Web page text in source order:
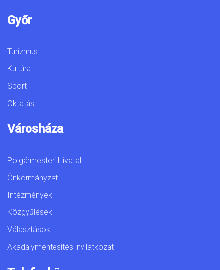
Győr
Turizmus
Kultúra
Sport
Oktatás
Városháza
Polgármesteri Hivatal
Önkormányzat
Intézmények
Közgyűlések
Választások
Akadálymentesítési nyilatkozat